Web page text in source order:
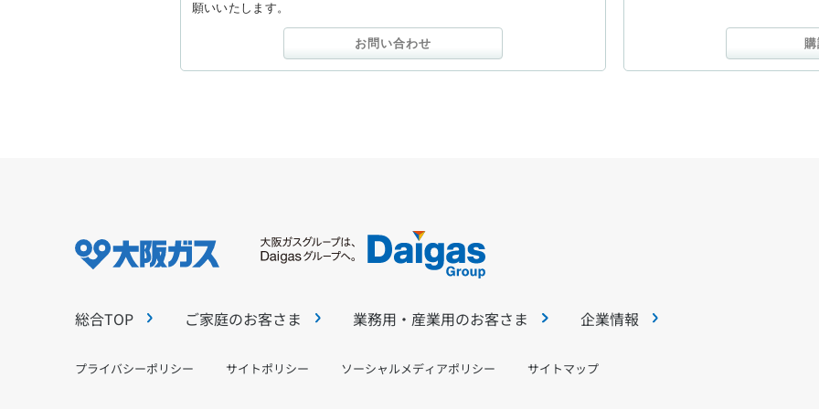
願いいたします。
お問い合わせ
総合TOP ご家庭のお客さま 業務用・産業用のお客さま 企業情報
プライバシーポリシー サイトポリシー ソーシャルメディアポリシー サイトマップ